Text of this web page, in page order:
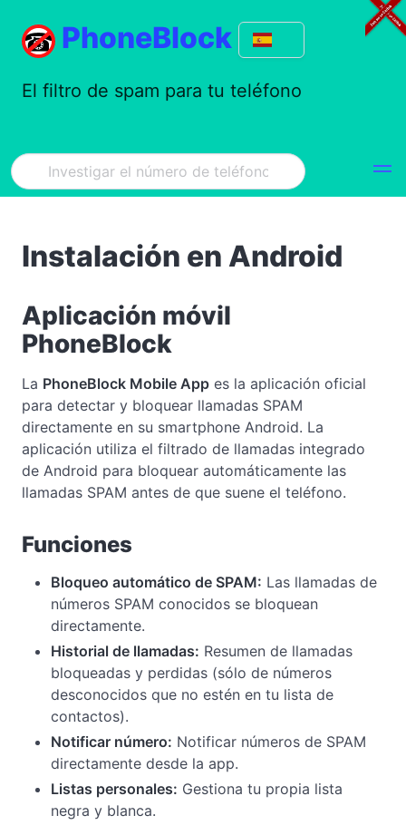
PhoneBlock
El filtro de spam para tu teléfono
Instalación en Android
Aplicación móvil
PhoneBlock
La PhoneBlock Mobile App es la aplicación oficial
para detectar y bloquear llamadas SPAM
directamente en su smartphone Android. La
aplicación utiliza el filtrado de llamadas integrado
de Android para bloquear automáticamente las
llamadas SPAM antes de que suene el teléfono.
Funciones
Bloqueo automático de SPAM: Las llamadas de
números SPAM conocidos se bloquean
directamente.
Historial de llamadas: Resumen de llamadas
bloqueadas y perdidas (sólo de números
desconocidos que no estén en tu lista de
contactos).
Notificar número: Notificar números de SPAM
directamente desde la app.
Listas personales: Gestiona tu propia lista
negra y blanca.